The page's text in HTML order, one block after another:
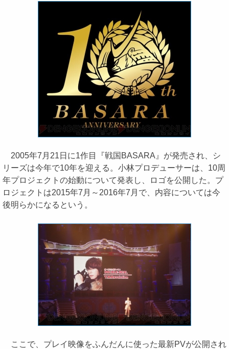
2005年7月21日に1作目『戦国BASARA』が発売され、シ
リーズは今年で10年を迎える。小林プロデューサーは、10周
年プロジェクトの始動について発表し、ロゴを公開した。プ
ロジェクトは2015年7月～2016年7月で、内容については今
後明らかになるという。
ここで、プレイ映像をふんだんに使った最新PVが公開され